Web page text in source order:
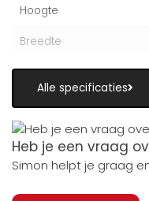
Hoogte
Breedte
Alle specificaties
Heb je een vraag
Simon helpt je graag